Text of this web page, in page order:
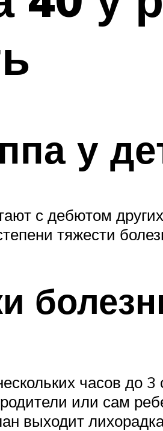
у
с дебютом
тяжести
часов до
или сам
выходит